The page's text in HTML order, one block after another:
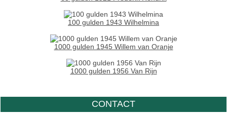
100 gulden 1943 Wilhelmina
1000 gulden 1945 Willem van Oranje
1000 gulden 1956 Van Rijn
CONTACT